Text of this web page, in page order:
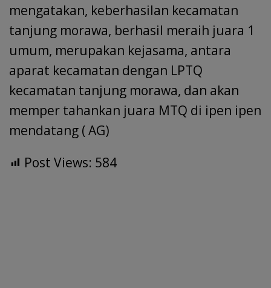
mengatakan, keberhasilan kecamatan
tanjung morawa, berhasil meraih juara 1
umum, merupakan kejasama, antara
aparat kecamatan dengan LPTQ
kecamatan tanjung morawa, dan akan
memper tahankan juara MTQ di ipen ipen
mendatang ( AG)
Post Views: 584